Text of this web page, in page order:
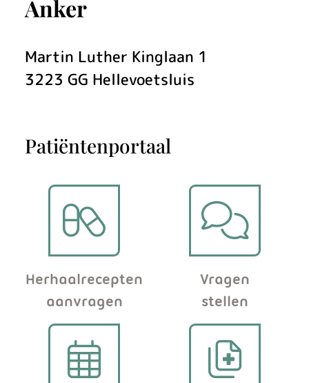
b
s
i
e
v
H
u
Anker
Martin Luther Kinglaan 1
3223 GG Hellevoetsluis
Patiëntenportaal
Herhaalrecepten
aanvragen
Vragen
stellen